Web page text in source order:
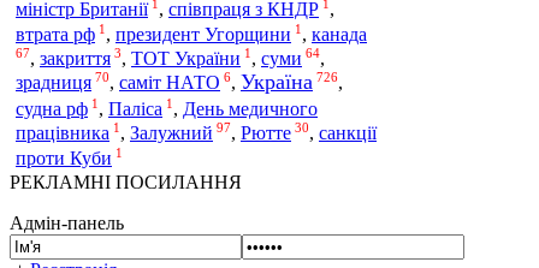
міністр Британії 1, співпраця з КНДР 1,
втрата рф 1 , президент Угорщини 1 , канада
67, закриття 3, ТОТ України 1 , суми 64,
зрадниця 70, саміт НАТО 6, Україна 726,
судна рф 1 , Паліса 1 , День медичного
працівника 1 , Залужний 97, Рютте 30, санкції
проти Куби 1
РЕКЛАМНІ ПОСИЛАННЯ
Адмін-панель